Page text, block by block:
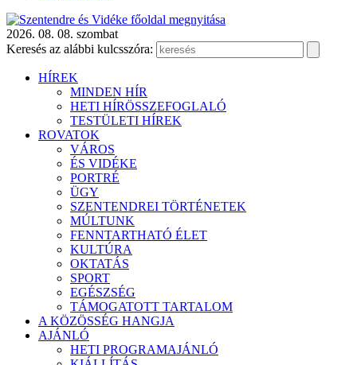
2026. 08. 08. szombat
Keresés az alábbi kulcsszóra:
HÍREK
MINDEN HÍR
HETI HÍRÖSSZEFOGLALÓ
TESTÜLETI HÍREK
ROVATOK
VÁROS
ÉS VIDÉKE
PORTRÉ
ÜGY
SZENTENDREI TÖRTÉNETEK
MÚLTUNK
FENNTARTHATÓ ÉLET
KULTÚRA
OKTATÁS
SPORT
EGÉSZSÉG
TÁMOGATOTT TARTALOM
A KÖZÖSSÉG HANGJA
AJÁNLÓ
HETI PROGRAMAJÁNLÓ